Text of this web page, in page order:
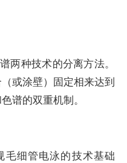
两种技术的分离方法。
或涂壁）固定相来达到
谱的双重机制。
毛细管电泳的技术基础